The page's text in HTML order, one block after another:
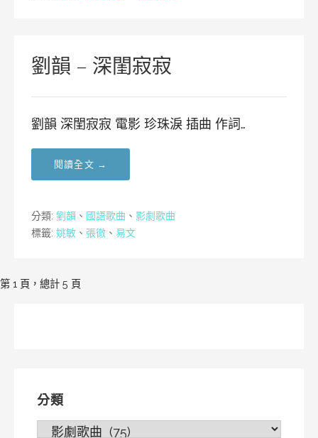
劉韻 – 深閨寂寂
劉韻 深閨寂寂 電影 珍珠淚 插曲 作詞…
閱讀全文 →
分類: 劉韻 、 國語歌曲 、 影劇歌曲
標籤: 姚敏 、 張徹 、 易文
[文
第 1 頁，總計 5 頁
分類